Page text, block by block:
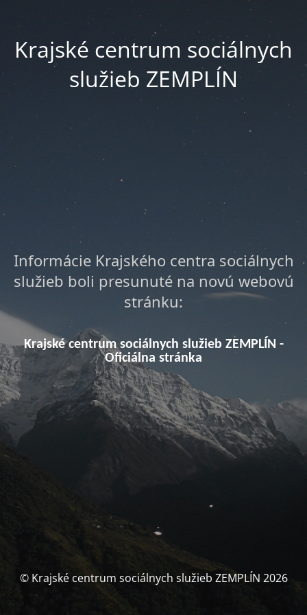
Krajské centrum sociálnych
služieb ZEMPLÍN
Informácie Krajského centra sociálnych
služieb boli presunuté na novú webovú
stránku:
Krajské centrum sociálnych služieb ZEMPLÍN -
Oficiálna stránka
© Krajské centrum sociálnych služieb ZEMPLÍN 2026